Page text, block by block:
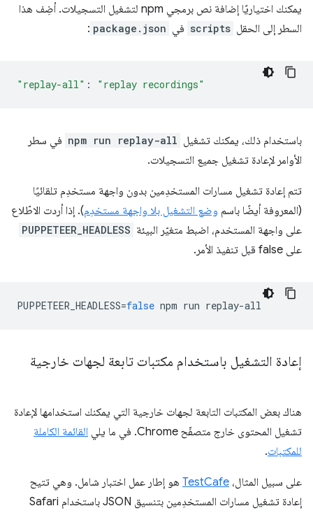
يمكنك اختياريًا إضافة نص برمجي npm لتشغيل التسجيلات. أضِف هذا
السطر إلى الحقل scripts في package.json
:
"replay-all" : "replay recordings"
باستخدام ذلك، يمكنك تشغيل npm run replay-all في سطر
الأوامر لإعادة تشغيل جميع التسجيلات.
تتم إعادة تشغيل مسارات المستخدِمين بدون واجهة مستخدِم تلقائيًا
(المعروفة أيضًا باسم وضع التشغيل بلا واجهة مستخدِم). إذا أردت الاطّلاع
على واجهة المستخدم، اضبط متغيّر البيئة PUPPETEER_HEADLESS
على false قبل تنفيذ الأمر.
PUPPETEER_HEADLESS=false npm run replay-all
إعادة التشغيل باستخدام مكتبات تابعة لجهات خارجية
هناك بعض المكتبات التابعة لجهات خارجية التي يمكنك استخدامها لإعادة
تشغيل المحتوى خارج متصفّح Chrome. في ما يلي
القائمة الكاملة
للمكتبات.
على سبيل المثال، TestCafe هو إطار عمل اختبار شامل. وهي تتيح
إعادة تشغيل مسارات المستخدِمين بتنسيق JSON باستخدام Safari